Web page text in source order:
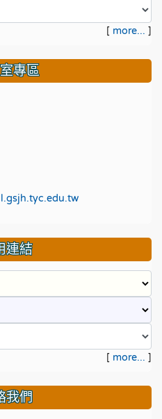
[ more... ]
專區
連結
[ more... ]
我們